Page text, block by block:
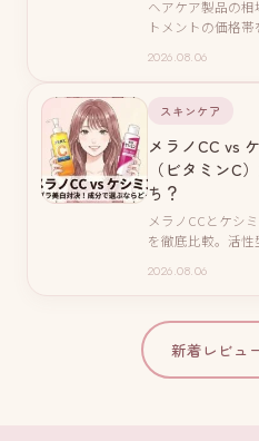
ヘアケア製品の
トメントの価格
2026.08.06
スキンケア
メラノCC vs
（ビタミンC
ち？
メラノCCとケシ
を徹底比較。活
2026.08.06
新着レビュ